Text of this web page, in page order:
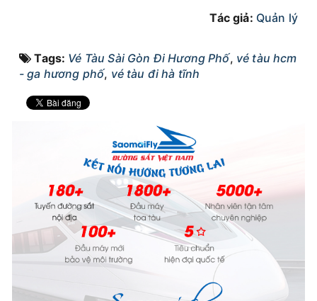
Tác giả: Quản lý
Tags: Vé Tàu Sài Gòn Đi Hương Phố, vé tàu hcm
- ga hương phố, vé tàu đi hà tĩnh